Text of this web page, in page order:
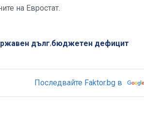
на Евростат.
дълг,бюджетен дефицит
Последвайте Faktor.bg в